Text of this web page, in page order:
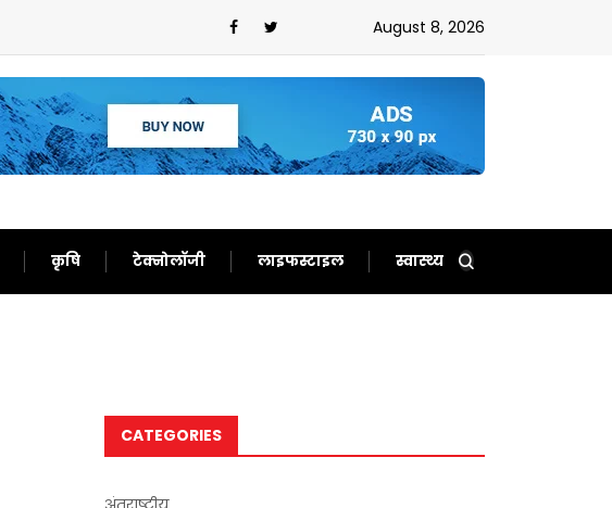
August 8, 2026
कृषि टेक्नोलॉजी लाइफस्टाइल स्वास्थ्य
CATEGORIES